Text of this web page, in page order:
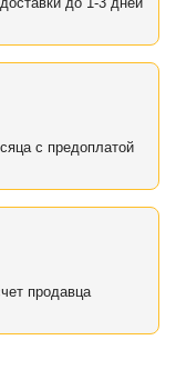
с предоплатой
продавца